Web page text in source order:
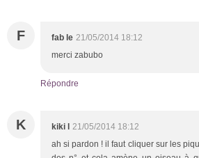
F fab le 21/05/2014 18:12
merci zabubo
Répondre
K kiki l 21/05/2014 18:12
ah si pardon ! il faut cliquer sur les